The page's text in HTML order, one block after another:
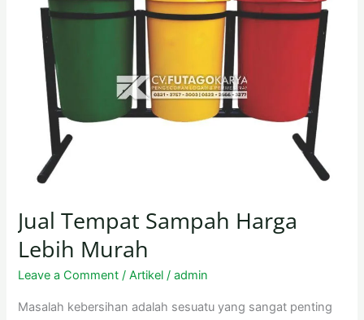
Jual Tempat Sampah Harga
Lebih Murah
Leave a Comment /Artikel /admin
Masalah kebersihan adalah sesuatu yang sangat penting